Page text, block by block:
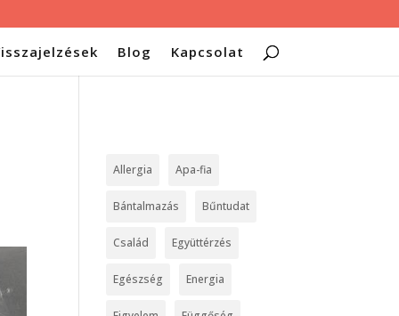
Blog Kapcsolat
Allergia Apa-fia
Bántalmazás Bűntudat
Család Együttérzés
Egészség Energia